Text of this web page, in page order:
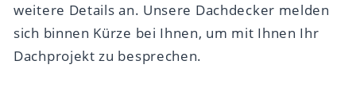
weitere Details an. Unsere Dachdecker melden
sich binnen Kürze bei Ihnen, um mit Ihnen Ihr
Dachprojekt zu besprechen.